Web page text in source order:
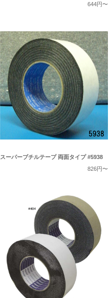
644円〜
スーパーブチルテープ 両面タイプ #5938
826円〜